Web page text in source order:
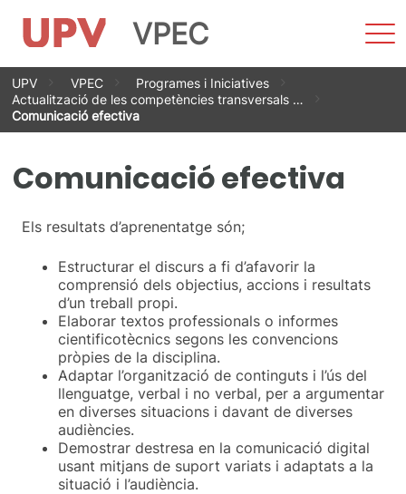
Vés
contingut
VPEC
UPV VPEC
Programes i Iniciatives
Actualització de les competències transversals …
Comunicació efectiva
Comunicació efectiva
Els resultats d’aprenentatge són;
Estructurar el discurs a fi d’afavorir la
comprensió dels objectius, accions i resultats
d’un treball propi.
Elaborar textos professionals o informes
cientificotècnics segons les convencions
pròpies de la disciplina.
Adaptar l’organització de continguts i l’ús del
llenguatge, verbal i no verbal, per a argumentar
en diverses situacions i davant de diverses
audiències.
Demostrar destresa en la comunicació digital
usant mitjans de suport variats i adaptats a la
situació i l’audiència.